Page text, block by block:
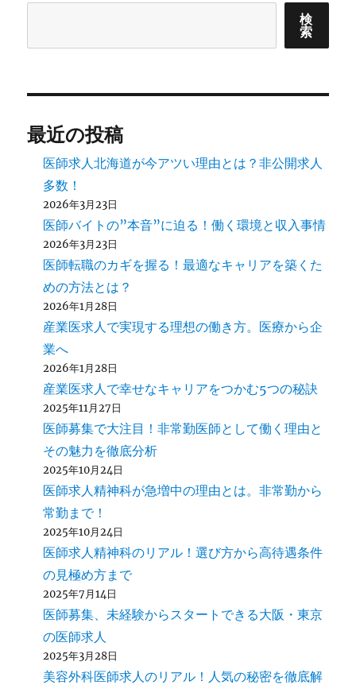
検
索
最近の投稿
医師求人北海道が今アツい理由とは？非公開求人
多数！
2026年3月23日
医師バイトの”本音”に迫る！働く環境と収入事情
2026年3月23日
医師転職のカギを握る！最適なキャリアを築くた
めの方法とは？
2026年1月28日
産業医求人で実現する理想の働き方。医療から企
業へ
2026年1月28日
産業医求人で幸せなキャリアをつかむ5つの秘訣
2025年11月27日
医師募集で大注目！非常勤医師として働く理由と
その魅力を徹底分析
2025年10月24日
医師求人精神科が急増中の理由とは。非常勤から
常勤まで！
2025年10月24日
医師求人精神科のリアル！選び方から高待遇条件
の見極め方まで
2025年7月14日
医師募集、未経験からスタートできる大阪・東京
の医師求人
2025年3月28日
美容外科医師求人のリアル！人気の秘密を徹底解